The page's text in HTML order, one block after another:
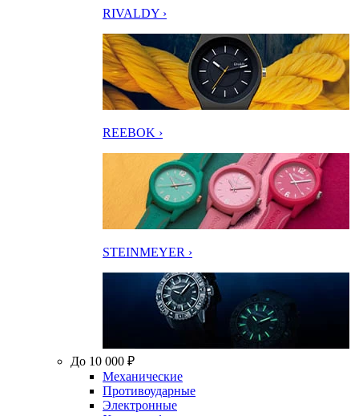
RIVALDY ›
REEBOK ›
STEINMEYER ›
До 10 000 ₽
Механические
Противоударные
Электронные